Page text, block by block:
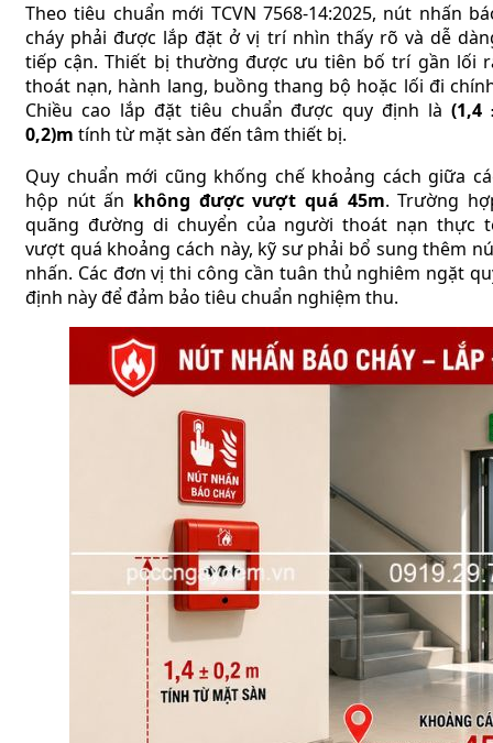
Theo tiêu chuẩn mới TCVN 7568-14:2025, nút nhấn
cháy phải được lắp đặt ở vị trí nhìn thấy rõ và dễ
tiếp cận. Thiết bị thường được ưu tiên bố trí gần lối
thoát nạn, hành lang, buồng thang bộ hoặc lối đi
Chiều cao lắp đặt tiêu chuẩn được quy định là(1,4
0,2)m tính từ mặt sàn đến tâm thiết bị.
Quy chuẩn mới cũng khống chế khoảng cách giữa
hộp nút ấn không được vượt quá 45m. Trường
quãng đường di chuyển của người thoát nạn thực
vượt quá khoảng cách này, kỹ sư phải bổ sung thêm
nhấn. Các đơn vị thi công cần tuân thủ nghiêm ngặt
định này để đảm bảo tiêu chuẩn nghiệm thu.